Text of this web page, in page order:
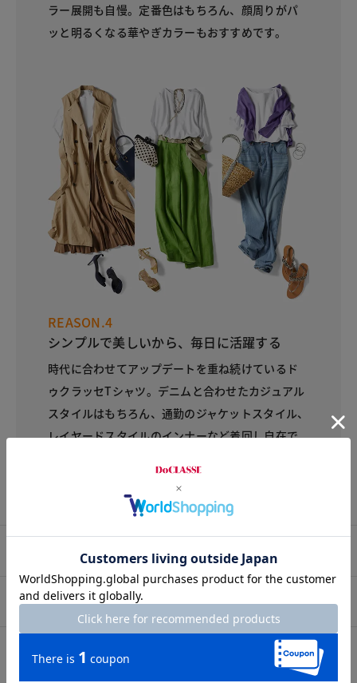
ラー展開も自慢。定番色はもちろん、顔周りがパ
ッと明るくなる華やぎカラーもおすすめです。
REASON.4
シンプルで美しいから、毎日に活躍する
時代に合わせてアップデートを重ね続けているド
ゥクラッセTシャツ。デニムと合わせたカジュアル
スタイルはもちろん、通勤のジャケットスタイル、
レイヤードスタイルのインナーなど着回し自在で
スタッフコーデ